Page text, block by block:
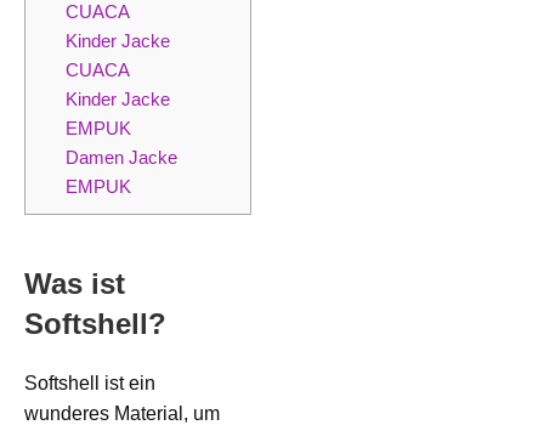
CUACA
Kinder Jacke
CUACA
Kinder Jacke
EMPUK
Damen Jacke
EMPUK
Was ist
Softshell?
Softshell ist ein
wunderes Material, um